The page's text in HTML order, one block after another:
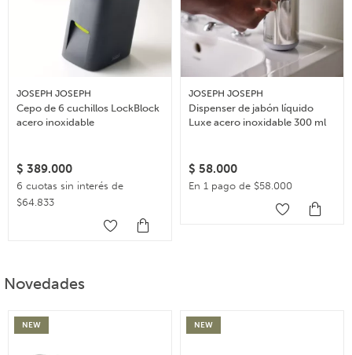
JOSEPH JOSEPH
Cepo de 6 cuchillos LockBlock
acero inoxidable
$ 389.000
6 cuotas sin interés de
$64.833
JOSEPH JOSEPH
Dispenser de jabón líquido
Luxe acero inoxidable 300 ml
$ 58.000
En 1 pago de $58.000
Novedades
NEW NEW